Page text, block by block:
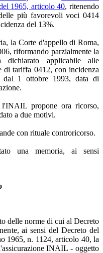
1965, articolo 40, ritenendo
più favorevoli voci 0414
del 13%.
la Corte d'appello di Roma,
riformando parzialmente la
applicabile alle
di tariffa 0412, con incidenza
dal 1 ottobre 1993, data di
l'INAIL propone ora ricorso,
a due motivi.
con rituale controricorso.
una memoria, ai sensi
delle norme di cui al Decreto
ai sensi del Decreto del
1965, n. 1124, articolo 40, la
INAIL - oggetto